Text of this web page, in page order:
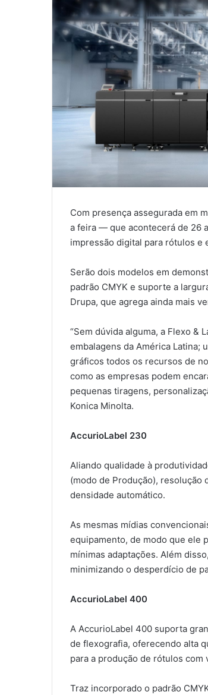
Com presença assegurada em
a feira — que acontecerá de 26
impressão digital para rótulos e
Serão dois modelos em
padrão CMYK e suporte a
Drupa, que agrega ainda mais
“Sem dúvida alguma, a Flexo &
embalagens da América Latina;
gráficos todos os recursos de
como as empresas podem
pequenas tiragens,
Konica Minolta.
AccurioLabel 230
Aliando qualidade à
(modo de Produção),
densidade automático.
As mesmas mídias
equipamento, de modo que ele
mínimas adaptações. Além
minimizando o desperdício de
AccurioLabel 400
A AccurioLabel 400 suporta
de flexografia, oferecendo alta
para a produção de rótulos com
Traz incorporado o padrão